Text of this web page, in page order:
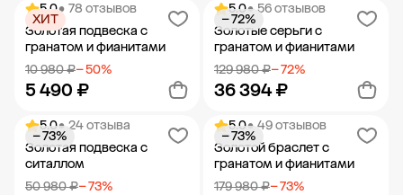
Добавить в корзину Добавить в корзину
5.0• 78 отзывов
Золотая подвеска с
гранатом и фианитами
10 980 ₽− 50%
5 490 ₽
ХИТ
Добавить в корзину
5.0• 56 отзывов
Золотые серьги с
гранатом и фианитами
129 980 ₽− 72%
36 394 ₽
− 72%
Добавить в корзину
5.0• 24 отзыва
Золотая подвеска с
ситаллом
50 980 ₽− 73%
− 73%
5.0• 49 отзывов
Золотой браслет с
гранатом и фианитами
179 980 ₽− 73%
− 73%